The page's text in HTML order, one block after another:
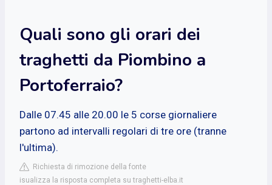
Quali sono gli orari dei
traghetti da Piombino a
Portoferraio?
Dalle 07.45 alle 20.00 le 5 corse giornaliere
partono ad intervalli regolari di tre ore (tranne
l'ultima).
Richiesta di rimozione della fonte
isualizza la risposta completa su traghetti-elba.it